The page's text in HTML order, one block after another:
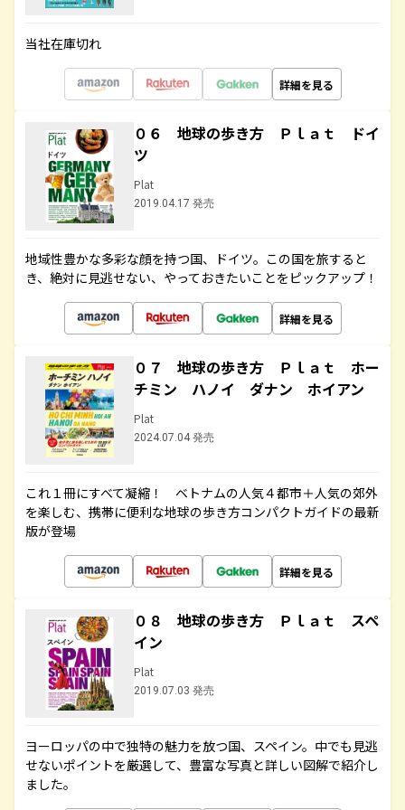
当社在庫切れ
詳細を見る
０６ 地球の歩き方 Ｐｌａｔ ドイ
ツ
Plat
2019.04.17 発売
地域性豊かな多彩な顔を持つ国、ドイツ。この国を旅すると
き、絶対に見逃せない、やっておきたいことをピックアップ！
詳細を見る
０７ 地球の歩き方 Ｐｌａｔ ホー
チミン ハノイ ダナン ホイアン
Plat
2024.07.04 発売
これ１冊にすべて凝縮！ ベトナムの人気４都市＋人気の郊外
を楽しむ、携帯に便利な地球の歩き方コンパクトガイドの最新
版が登場
詳細を見る
０８ 地球の歩き方 Ｐｌａｔ スペ
イン
Plat
2019.07.03 発売
ヨーロッパの中で独特の魅力を放つ国、スペイン。中でも見逃
せないポイントを厳選して、豊富な写真と詳しい図解で紹介し
ました。